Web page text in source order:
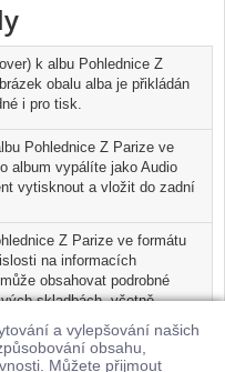
a vylepšování našich
obsahu,
Můžete přijmout
k albu Pohlednice Z
obalu alba je přikládán
i pro tisk.
Pohlednice Z Parize ve
album vypálíte jako Audio
vytisknout a vložit do zadní
Z Parize ve formátu
na informacích
obsahovat podrobné
skladbách, včetně
přesného data a místa
booklet je tisknutelnou